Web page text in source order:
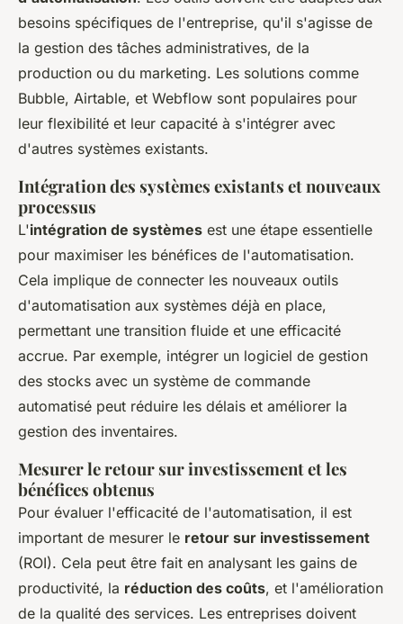
besoins spécifiques de l'entreprise, qu'il s'agisse de
la gestion des tâches administratives, de la
production ou du marketing. Les solutions comme
Bubble, Airtable, et Webflow sont populaires pour
leur flexibilité et leur capacité à s'intégrer avec
d'autres systèmes existants.
Intégration des systèmes existants et nouveaux
processus
L'intégration de systèmes est une étape essentielle
pour maximiser les bénéfices de l'automatisation.
Cela implique de connecter les nouveaux outils
d'automatisation aux systèmes déjà en place,
permettant une transition fluide et une efficacité
accrue. Par exemple, intégrer un logiciel de gestion
des stocks avec un système de commande
automatisé peut réduire les délais et améliorer la
gestion des inventaires.
Mesurer le retour sur investissement et les
bénéfices obtenus
Pour évaluer l'efficacité de l'automatisation, il est
important de mesurer le retour sur investissement
(ROI). Cela peut être fait en analysant les gains de
productivité, la réduction des coûts, et l'amélioration
de la qualité des services. Les entreprises doivent